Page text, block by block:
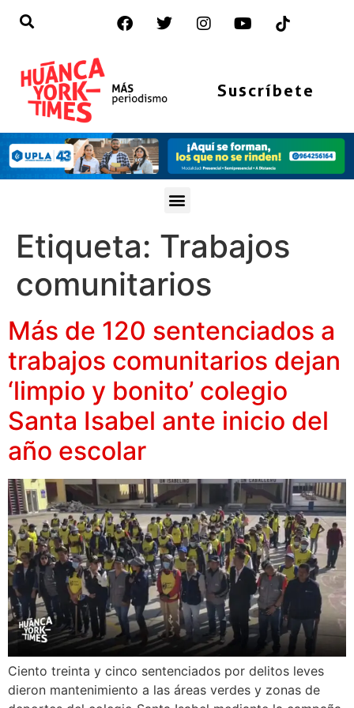
Suscríbete
Etiqueta: Trabajos
comunitarios
Más de 120 sentenciados a
trabajos comunitarios dejan
‘limpio y bonito’ colegio
Santa Isabel ante inicio del
año escolar
Ciento treinta y cinco sentenciados por delitos leves
dieron mantenimiento a las áreas verdes y zonas de